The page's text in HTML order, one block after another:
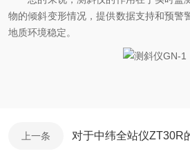
物的倾斜变形情况，提供数据支持和预警
地质环境稳定。
上一条